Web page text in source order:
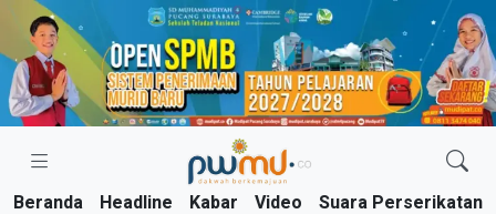
Skip
content
Beranda Headline Kabar Video Suara Perserikatan